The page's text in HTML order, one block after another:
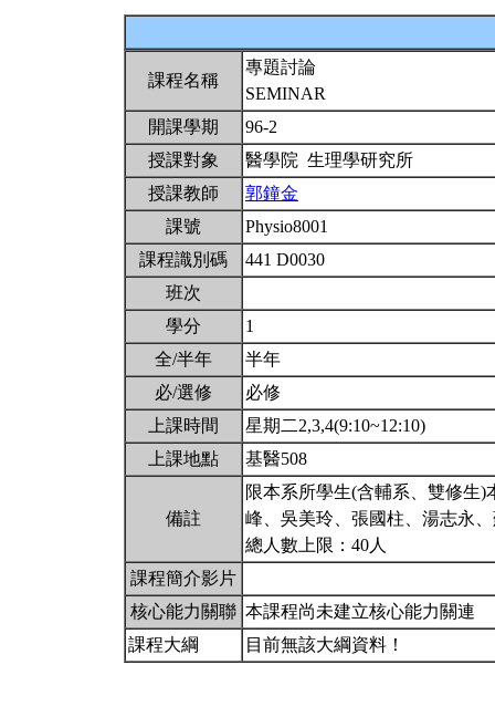
課程名稱
專題討論
SEMINAR
開課學期
96-2
授課對象
醫學院 生理學研究所
授課教師
郭鐘金
課號
Physio8001
課程識別碼
441 D0030
班次
學分
1
全/半年
半年
必/選修
必修
上課時間
星期二2,3,4(9:10~12:10)
上課地點
基醫508
備註
限本系所學生(含輔系、雙修生
峰、吳美玲、張國柱、湯志永
總人數上限：40人
課程簡介影片
核心能力關聯 本課程尚未建立核心能力關連
課程大綱
目前無該大綱資料！